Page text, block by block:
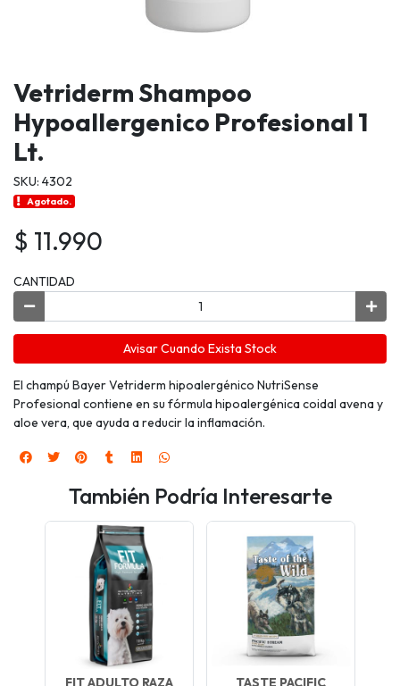
Vetriderm Shampoo
Hypoallergenico Profesional 1
Lt.
SKU: 4302
Agotado.
$ 11.990
CANTIDAD
Avisar Cuando Exista Stock
El champú Bayer Vetriderm hipoalergénico NutriSense
Profesional contiene en su fórmula hipoalergénica coidal avena y
aloe vera, que ayuda a reducir la inflamación.
También Podría Interesarte
FIT ADULTO RAZA
TASTE PACIFIC